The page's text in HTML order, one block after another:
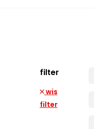
filter
wis
filter